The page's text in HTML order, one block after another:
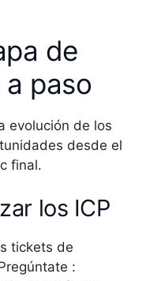
de
paso
evolución de los
desde el
final.
los ICP
tickets de
: